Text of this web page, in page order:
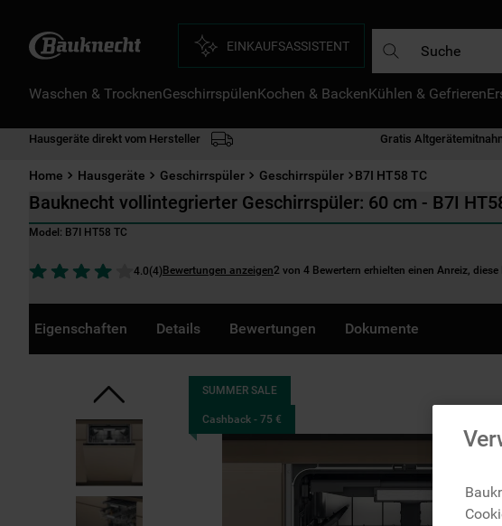
EINKAUFSASSISTENT
Waschen & TrocknenGeschirrspülenKochen & BackenKühlen & Gefrieren
Hausgeräte direkt vom Hersteller Gratis
Home Hausgeräte Geschirrspüler Geschirrspüler B7I HT58 TC
Bauknecht vollintegrierter Geschirrspüler: 60 cm - B7I
Model: B7I HT58 TC
4.0(4)Bewertungen anzeigen2 von 4 Bewertern erhielten einen Anreiz,
Eigenschaften Details Bewertungen Dokumente
SUMMER SALE
Cashback - 75 €
DIE HÄUFIGSTEN
3.
6. kühlschrank
kühl-